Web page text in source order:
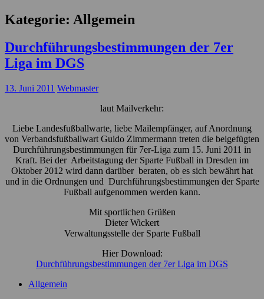
Kategorie: Allgemein
Durchführungsbestimmungen der 7er
Liga im DGS
13. Juni 2011 Webmaster
laut Mailverkehr:
Liebe Landesfußballwarte, liebe Mailempfänger, auf Anordnung
von Verbandsfußballwart Guido Zimmermann treten die beigefügten
Durchführungsbestimmungen für 7er-Liga zum 15. Juni 2011 in
Kraft. Bei der Arbeitstagung der Sparte Fußball in Dresden im
Oktober 2012 wird dann darüber beraten, ob es sich bewährt hat
und in die Ordnungen und Durchführungsbestimmungen der Sparte
Fußball aufgenommen werden kann.
Mit sportlichen Grüßen
Dieter Wickert
Verwaltungsstelle der Sparte Fußball
Hier Download:
Durchführungsbestimmungen der 7er Liga im DGS
Allgemein